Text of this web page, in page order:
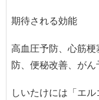
期待される効能
高血圧予防、心筋
防、便秘改善、がん
しいたけには「エ